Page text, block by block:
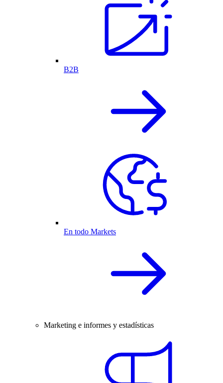
B2B
En todo Markets
Marketing e informes y estadísticas